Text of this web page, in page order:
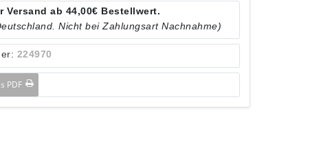
Versand ab 44,00€ Bestellwert.
Nicht bei Zahlungsart Nachnahme)
224970
PDF